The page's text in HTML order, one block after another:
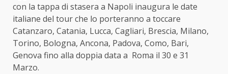
con la tappa di stasera a Napoli inaugura le date
italiane del tour che lo porteranno a toccare
Catanzaro, Catania, Lucca, Cagliari, Brescia, Milano,
Torino, Bologna, Ancona, Padova, Como, Bari,
Genova fino alla doppia data a Roma il 30 e 31
Marzo.